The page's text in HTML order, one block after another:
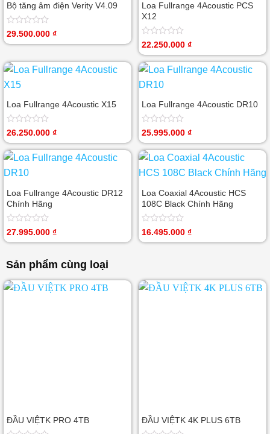
Bộ tăng âm điện Verity V4.09
Được
5
sao
29.500.000 ₫
Loa Fullrange 4Acoustic PCS
X12
Được
hạng
0
sao
22.250.000 ₫
Loa Fullrange 4Acoustic X15
Được
hạng
0
sao
26.250.000 ₫
Loa Fullrange 4Acoustic DR10
Được
hạng
0
sao
25.995.000 ₫
Loa Fullrange 4Acoustic DR12
Chính Hãng
Được
5
27.995.000 ₫
Loa Coaxial 4Acoustic HCS
108C Black Chính Hãng
Được
16.495.000 ₫
Sản phẩm cùng loại
ĐẦU VIỆTK PRO 4TB ĐẦU VIỆTK 4K PLUS 6TB